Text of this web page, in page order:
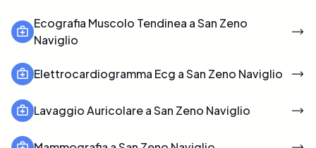
Ecografia Muscolo Tendinea a San Zeno
Naviglio
Elettrocardiogramma Ecg a San Zeno Naviglio
Lavaggio Auricolare a San Zeno Naviglio